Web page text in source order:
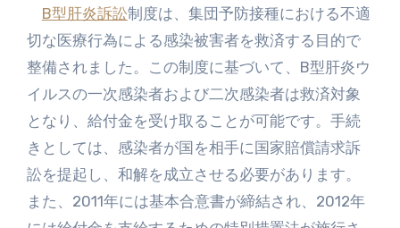
B型肝炎訴訟制度は、集団予防接種における不適
切な医療行為による感染被害者を救済する目的で
整備されました。この制度に基づいて、B型肝炎ウ
イルスの一次感染者および二次感染者は救済対象
となり、給付金を受け取ることが可能です。手続
きとしては、感染者が国を相手に国家賠償請求訴
訟を提起し、和解を成立させる必要があります。
また、2011年には基本合意書が締結され、2012年